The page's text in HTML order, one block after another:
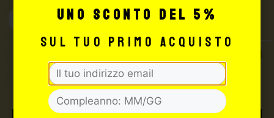
Max Signorello
TUTTO PER IL TUO
TATTOO STUDIO
uno sconto del 5%
sul tuo primo acquisto